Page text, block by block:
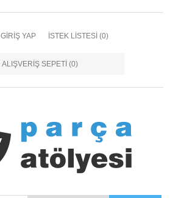
GIRIŞ YAP İSTEK LISTESI (0)
ALIŞVERIŞ SEPETI (0)